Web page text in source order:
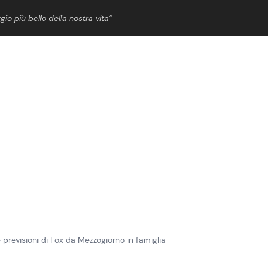
più bello della nostra vita”
di Fox da Mezzogiorno in famiglia